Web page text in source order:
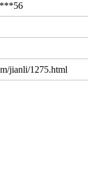
jianli/1275.html